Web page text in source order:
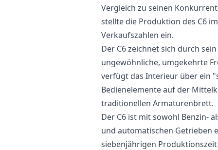
Vergleich zu seinen
stellte die Produktion des C6
Verkaufszahlen ein.
Der C6 zeichnet sich durch
ungewöhnliche, umgekehrte
verfügt das Interieur über ein
Bedienelemente auf der
traditionellen Armaturenbrett.
Der C6 ist mit sowohl Benzin-
und automatischen Getrieben
siebenjährigen